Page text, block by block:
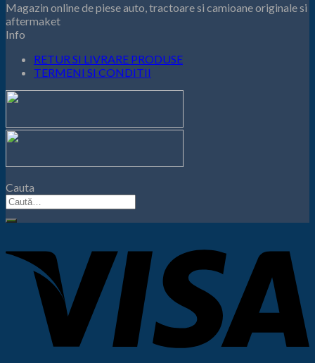
fost:
75,00 lei.
Magazin online de piese auto, tractoare si camioane originale si
aftermaket
Info
RETUR SI LIVRARE PRODUSE
TERMENI SI CONDITII
Cauta
Caută